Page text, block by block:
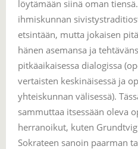
löytämään siinä oman
ihmiskunnan
etsintään, mutta jokaisen
hänen asemansa ja
pitkäaikaisessa dialogissa
vertaisten keskinäisessä ja
yhteiskunnan välisessä).
sammuttaa itsessään oleva
herranoikut, kuten
Sokrateen sanoin paarman